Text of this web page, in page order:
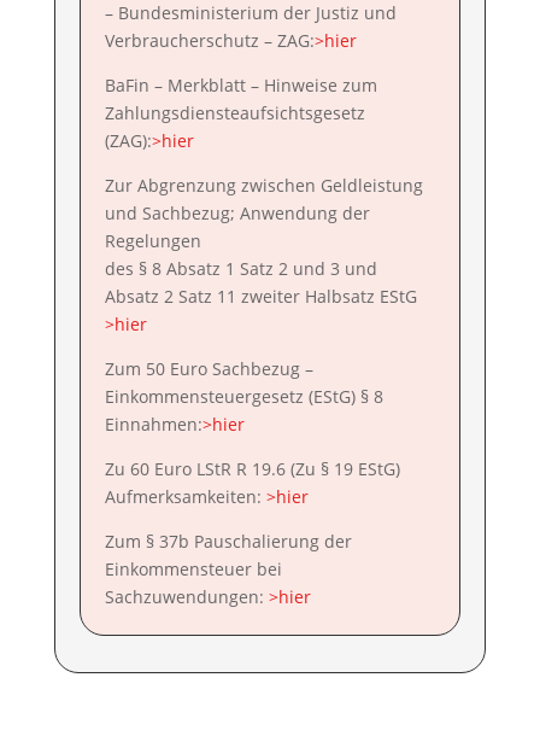
– Bundesministerium der Justiz und
Verbraucherschutz – ZAG:>hier
BaFin – Merkblatt – Hinweise zum
Zahlungsdiensteaufsichtsgesetz
(ZAG):>hier
Zur Abgrenzung zwischen Geldleistung
und Sachbezug; Anwendung der
Regelungen
des § 8 Absatz 1 Satz 2 und 3 und
Absatz 2 Satz 11 zweiter Halbsatz EStG
>hier
Zum 50 Euro Sachbezug –
Einkommensteuergesetz (EStG) § 8
Einnahmen:>hier
Zu 60 Euro LStR R 19.6 (Zu § 19 EStG)
Aufmerksamkeiten: >hier
Zum § 37b Pauschalierung der
Einkommensteuer bei
Sachzuwendungen: >hier